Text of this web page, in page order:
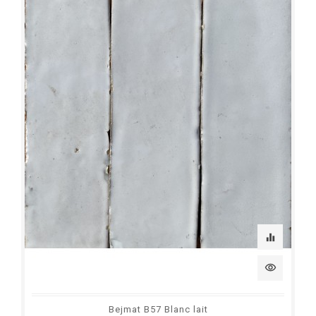
equalizer
visibility
Bejmat B57 Blanc lait